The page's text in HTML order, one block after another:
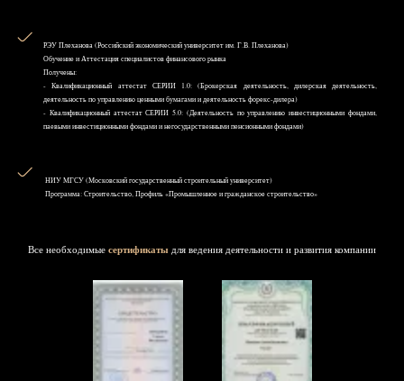
РЭУ Плеханова (Российский экономический университет им. Г.В. Плеханова)
Обучение и Аттестация специалистов финансового рынка
Получены:
- Квалификационный аттестат СЕРИИ 1.0: (Брокерская деятельность, дилерская деятельность,
деятельность по управлению ценными бумагами и деятельность форекс-дилера)
- Квалификационный аттестат СЕРИИ 5.0: (Деятельность по управлению инвестиционными фондами,
паевыми инвестиционными фондами и негосударственными пенсионными фондами)
НИУ MГСУ (Московский государственный строительный университет)
Программа: Строительство, Профиль «Промышленное и гражданское строительство»
Все необходимые сертификаты для ведения деятельности и развития компании